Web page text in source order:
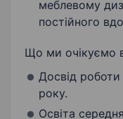
меблевому
постійного
Що ми очікуємо
Досвід роботи
року.
Освіта